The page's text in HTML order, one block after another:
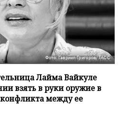
Фото: Гавриил Григоров/ТАСС
Лайма Вайкуле
взять в руки оружие в
между ее